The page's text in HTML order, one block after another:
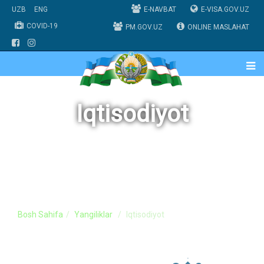
UZB
ENG
COVID-19
E-NAVBAT E-VISA.GOV.UZ
PM.GOV.UZ ONLINE MASLAHAT
Iqtisodiyot
Bosh Sahifa Yangiliklar Iqtisodiyot